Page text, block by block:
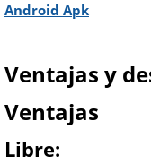
Android Apk
Ventajas y
Ventajas
Libre: